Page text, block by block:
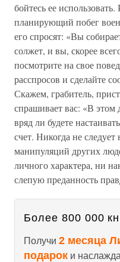
бойтесь ее
планирующий побег
его спросят: «Вы
солжет, и вы, скорее
посмотрите на свое
расспросов и сделайте
Скажем, грабитель,
спрашивает вас: «В
вряд ли будете
счет. Никогда не
манипуляций других
личного характера, ни
слепую преданность
Более 800 000
Получи 2 месяца
подарок и